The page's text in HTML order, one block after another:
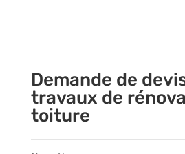
Demande de
travaux de
toiture